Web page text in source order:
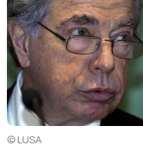
© LUSA